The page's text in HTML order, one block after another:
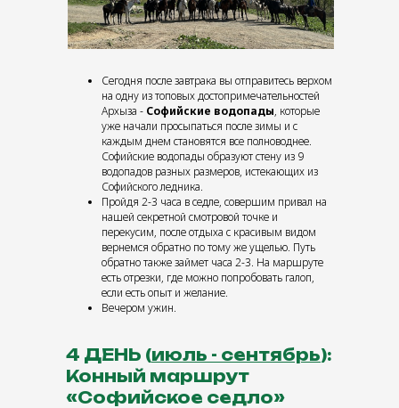
4 ДЕНЬ (июль - сентябрь):
Конный маршрут
«Софийское седло»
Сегодня после завтрака вы отправитесь верхом
на одну из топовых достопримечательностей
Архыза - Софийские водопады, которые
уже начали просыпаться после зимы и с
каждым днем становятся все полноводнее.
Софийские водопады образуют стену из 9
водопадов разных размеров, истекающих из
Софийского ледника.
Пройдя 2-3 часа в седле, совершим привал на
нашей секретной смотровой точке и
перекусим, после отдыха с красивым видом
вернемся обратно по тому же ущелью. Путь
обратно также займет часа 2-3. На маршруте
есть отрезки, где можно попробовать галоп,
если есть опыт и желание.
Вечером ужин.